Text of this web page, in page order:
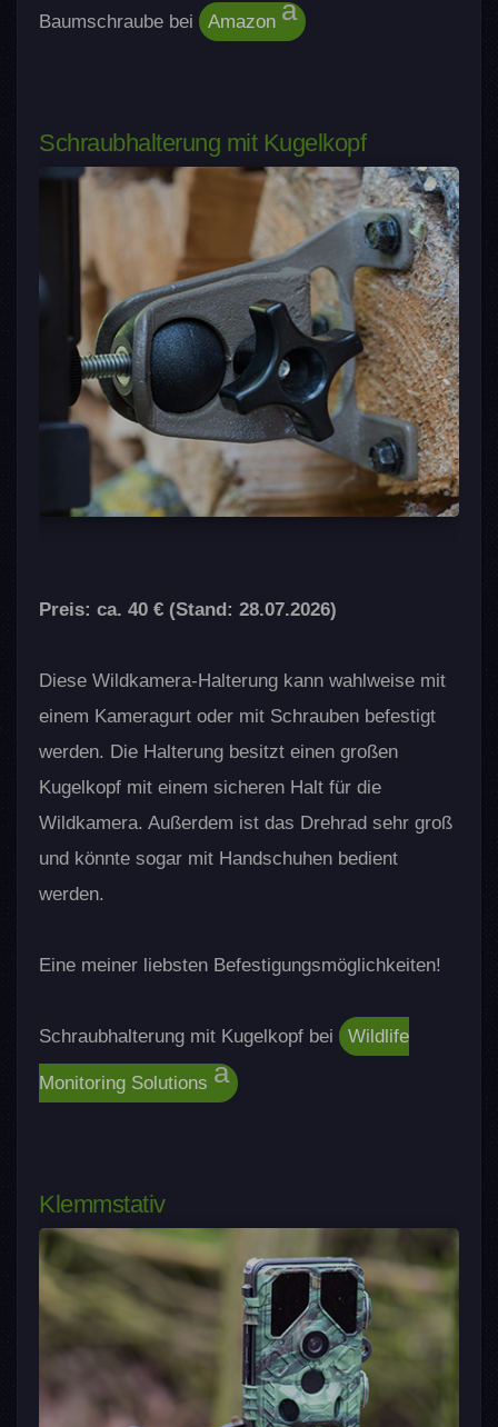
Baumschraube bei Amazon
Schraubhalterung mit Kugelkopf
Preis: ca. 40 € (Stand: 28.07.2026)
Diese Wildkamera-Halterung kann wahlweise mit
einem Kameragurt oder mit Schrauben befestigt
werden. Die Halterung besitzt einen großen
Kugelkopf mit einem sicheren Halt für die
Wildkamera. Außerdem ist das Drehrad sehr groß
und könnte sogar mit Handschuhen bedient
werden.
Eine meiner liebsten Befestigungsmöglichkeiten!
Schraubhalterung mit Kugelkopf bei Wildlife
Monitoring Solutions
Klemmstativ